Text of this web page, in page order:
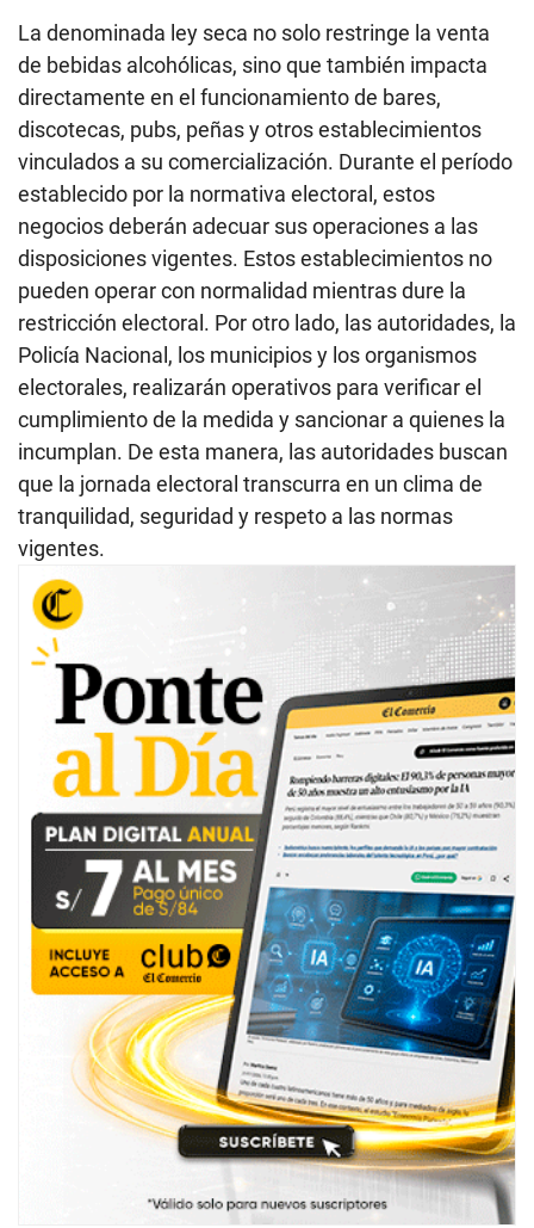
La denominada ley seca no solo restringe la venta
de bebidas alcohólicas, sino que también impacta
directamente en el funcionamiento de bares,
discotecas, pubs, peñas y otros establecimientos
vinculados a su comercialización. Durante el período
establecido por la normativa electoral, estos
negocios deberán adecuar sus operaciones a las
disposiciones vigentes. Estos establecimientos no
pueden operar con normalidad mientras dure la
restricción electoral. Por otro lado, las autoridades, la
Policía Nacional, los municipios y los organismos
electorales, realizarán operativos para verificar el
cumplimiento de la medida y sancionar a quienes la
incumplan. De esta manera, las autoridades buscan
que la jornada electoral transcurra en un clima de
tranquilidad, seguridad y respeto a las normas
vigentes.